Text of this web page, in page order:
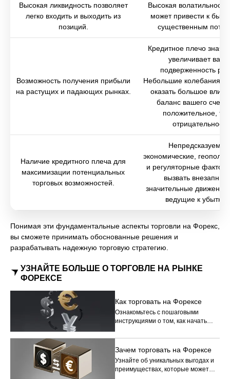
Высокая ликвидность позволяет
легко входить и выходить из
позиций.
Высокая
может привести к
существенным
Возможность получения прибыли
на растущих и падающих рынках.
Кредитное плечо
увеличивает вашу
подверженность
Небольшие колебания
оказать большое
баланс вашего счета,
положительное,
отрицательное.
Наличие кредитного плеча для
максимизации потенциальных
торговых возможностей.
Непредсказуемые
экономические,
и регуляторные
вызвать внезапные
значительные движения
ведущие к
Понимая эти фундаментальные аспекты торговли на Форекс,
вы сможете принимать обоснованные решения и
разрабатывать надежную торговую стратегию.
УЗНАЙТЕ БОЛЬШЕ О ТОРГОВЛЕ НА РЫНКЕ
ФОРЕКСЕ
Как торговать на Форексе
Ознакомьтесь с пошаговыми
инструкциями о том, как начать
CFD, от открытия счета до
совершения первой сделки.
Зачем торговать на Форексе
Узнайте об уникальных выгодах и
преимуществах, которые может